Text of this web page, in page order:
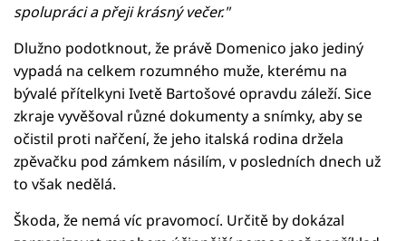
spolupráci a přeji krásný večer."
Dlužno podotknout, že právě Domenico jako jediný
vypadá na celkem rozumného muže, kterému na
bývalé přítelkyni Ivetě Bartošové opravdu záleží. Sice
zkraje vyvěšoval různé dokumenty a snímky, aby se
očistil proti nařčení, že jeho italská rodina držela
zpěvačku pod zámkem násilím, v posledních dnech už
to však nedělá.
Škoda, že nemá víc pravomocí. Určitě by dokázal